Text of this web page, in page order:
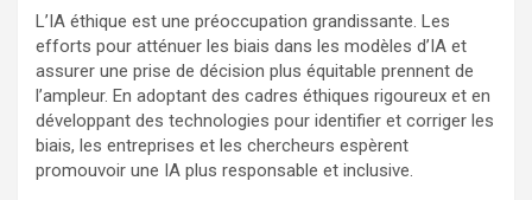
L’IA éthique est une préoccupation grandissante. Les
efforts pour atténuer les biais dans les modèles d’IA et
assurer une prise de décision plus équitable prennent de
l’ampleur. En adoptant des cadres éthiques rigoureux et en
développant des technologies pour identifier et corriger les
biais, les entreprises et les chercheurs espèrent
promouvoir une IA plus responsable et inclusive.